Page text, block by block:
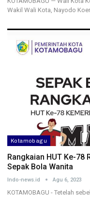
Wakil Wali Kota, Nayodo
Kotamobagu
Rangkaian HUT Ke-78
Sepak Bola Wanita
Indo-news.id Agu 6, 2023
KOTAMOBAGU - Tetelah